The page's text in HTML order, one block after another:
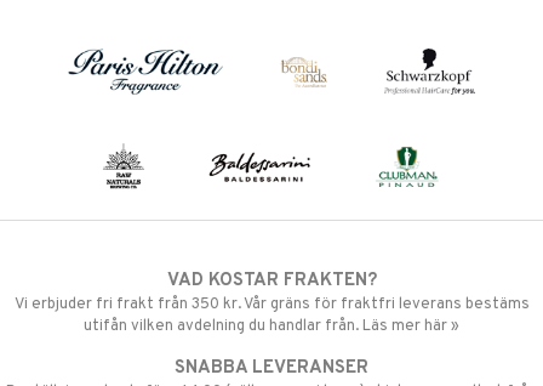
VAD KOSTAR FRAKTEN?
Vi erbjuder fri frakt från 350 kr. Vår gräns för fraktfri leverans bestäms
utifån vilken avdelning du handlar från. Läs mer här »
SNABBA LEVERANSER